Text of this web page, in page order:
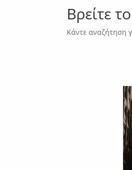
Βρείτε
Κάντε αναζήτηση